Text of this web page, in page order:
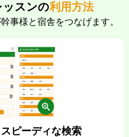
スンの利用方法
事様と宿舎をつなげます。
ピーディな検索